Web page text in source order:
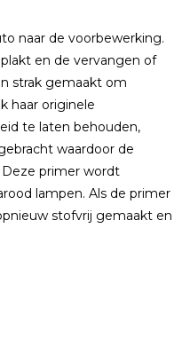
naar de voorbewerking.
en de vervangen of
strak gemaakt om
haar originele
te laten behouden,
waardoor de
primer wordt
lampen. Als de primer
stofvrij gemaakt en